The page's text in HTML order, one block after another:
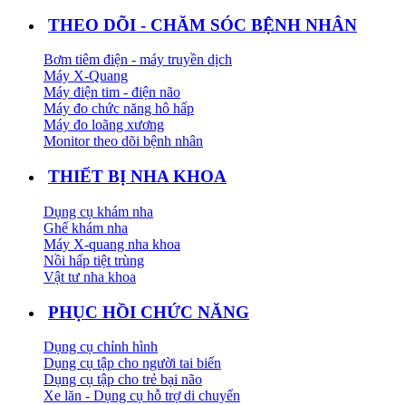
THEO DÕI - CHĂM SÓC BỆNH NHÂN
Bơm tiêm điện - máy truyền dịch
Máy X-Quang
Máy điện tim - điện não
Máy đo chức năng hô hấp
Máy đo loãng xương
Monitor theo dõi bệnh nhân
THIẾT BỊ NHA KHOA
Dụng cụ khám nha
Ghế khám nha
Máy X-quang nha khoa
Nồi hấp tiệt trùng
Vật tư nha khoa
PHỤC HỒI CHỨC NĂNG
Dụng cụ chỉnh hình
Dụng cụ tập cho người tai biến
Dụng cụ tập cho trẻ bại não
Xe lăn - Dụng cụ hỗ trợ di chuyển